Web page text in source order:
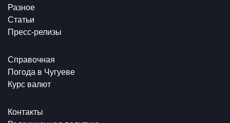
Разное
Статьи
Пресс-релизы
Справочная
Погода в Чугуеве
Курс валют
Контакты